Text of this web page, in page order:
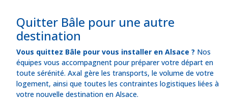
Quitter Bâle pour une autre
destination
Vous quittez Bâle pour vous installer en Alsace ? Nos
équipes vous accompagnent pour préparer votre départ en
toute sérénité. Axal gère les transports, le volume de votre
logement, ainsi que toutes les contraintes logistiques liées à
votre nouvelle destination en Alsace.